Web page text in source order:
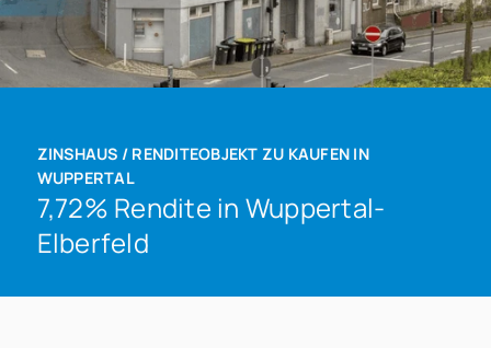
ZINSHAUS / RENDITEOBJEKT ZU KAUFEN IN
WUPPERTAL
7,72% Rendite in Wuppertal-
Elberfeld